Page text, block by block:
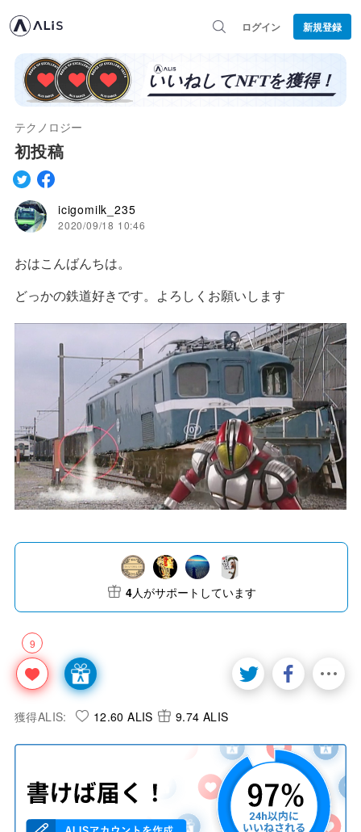
ログイン 新規登録
テクノロジー
初投稿
icigomilk_235
2020/09/18 10:46
おはこんばんちは。
どっかの鉄道好きです。よろしくお願いします
9
4人がサポートしています
獲得ALIS: 12.60 ALIS 9.74 ALIS